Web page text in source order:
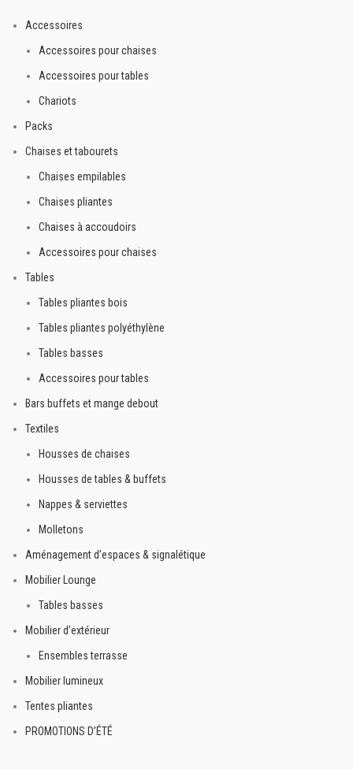
Accessoires
Accessoires pour chaises
Accessoires pour tables
Chariots
Packs
Chaises et tabourets
Chaises empilables
Chaises pliantes
Chaises à accoudoirs
Accessoires pour chaises
Tables
Tables pliantes bois
Tables pliantes polyéthylène
Tables basses
Accessoires pour tables
Bars buffets et mange debout
Textiles
Housses de chaises
Housses de tables & buffets
Nappes & serviettes
Molletons
Aménagement d’espaces & signalétique
Mobilier Lounge
Tables basses
Mobilier d’extérieur
Ensembles terrasse
Mobilier lumineux
Tentes pliantes
PROMOTIONS D’ÉTÉ